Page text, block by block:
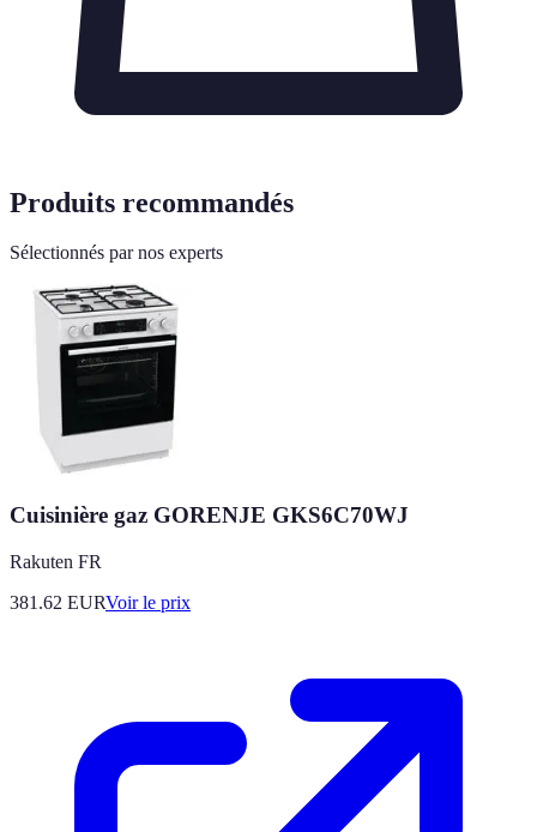
Produits recommandés
Sélectionnés par nos experts
Cuisinière gaz GORENJE GKS6C70WJ
Rakuten FR
381.62 EURVoir le prix